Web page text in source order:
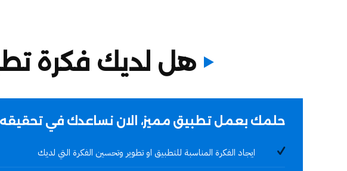
هل لديك فكرة
حلمك بعمل تطبيق مميز، الان نساعدك في تحقيقه
ايجاد الفكرة المناسبة للتطبيق او تطوير وتحسين الفكرة التي لديك